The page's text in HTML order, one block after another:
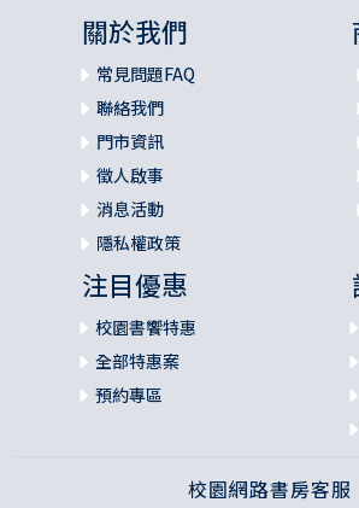
關於我們
常見問題FAQ
聯絡我們
門市資訊
徵人啟事
消息活動
隱私權政策
注目優惠
校園書饗特惠
全部特惠案
預約專區
校園網路書房客服